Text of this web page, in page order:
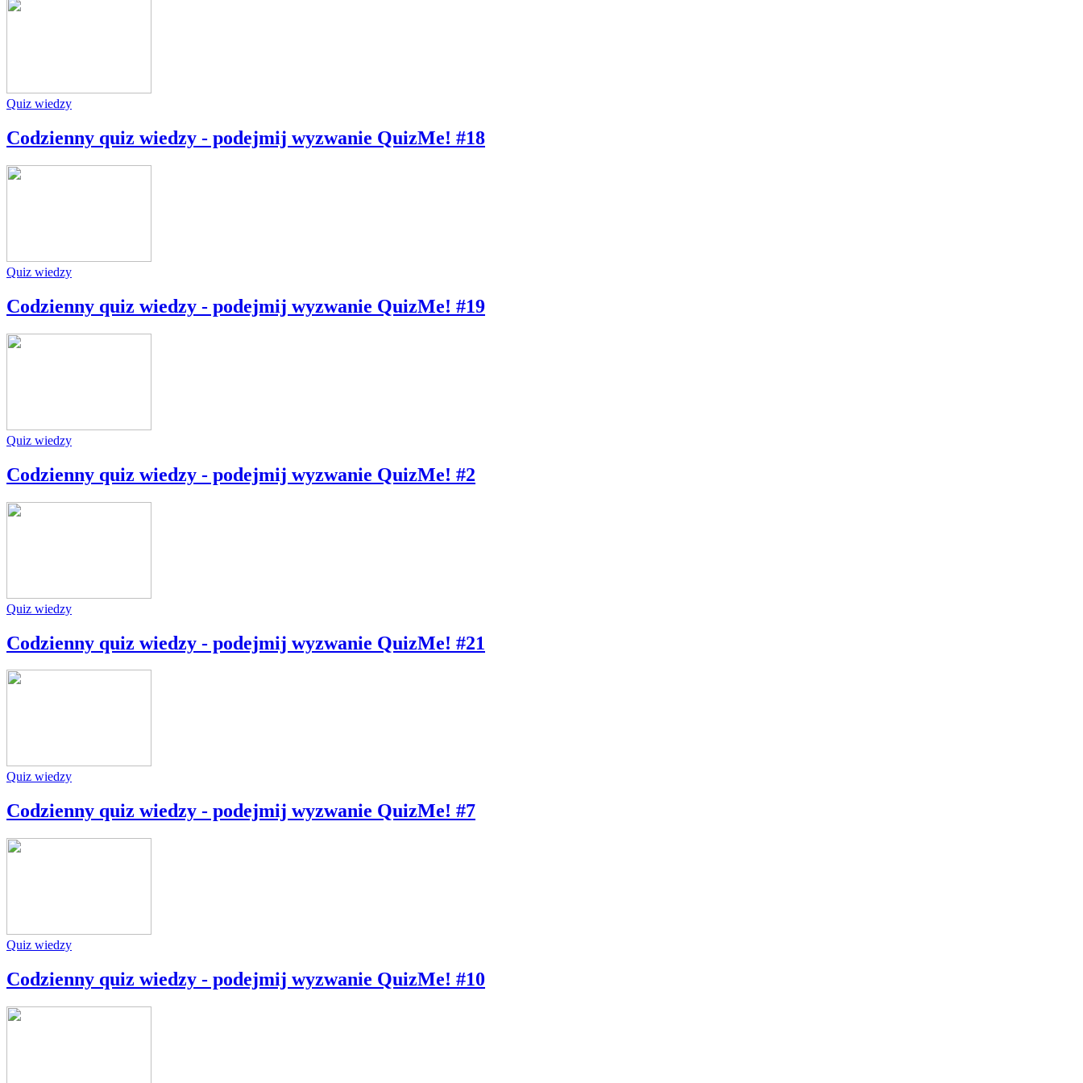
Quiz wiedzy
Codzienny quiz wiedzy - podejmij wyzwanie QuizMe! #18
Quiz wiedzy
Codzienny quiz wiedzy - podejmij wyzwanie QuizMe! #19
Quiz wiedzy
Codzienny quiz wiedzy - podejmij wyzwanie QuizMe! #2
Quiz wiedzy
Codzienny quiz wiedzy - podejmij wyzwanie QuizMe! #21
Quiz wiedzy
Codzienny quiz wiedzy - podejmij wyzwanie QuizMe! #7
Quiz wiedzy
Codzienny quiz wiedzy - podejmij wyzwanie QuizMe! #10